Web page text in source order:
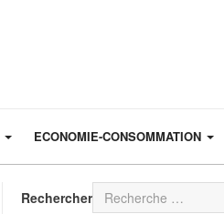
ECONOMIE-CONSOMMATION
Rechercher